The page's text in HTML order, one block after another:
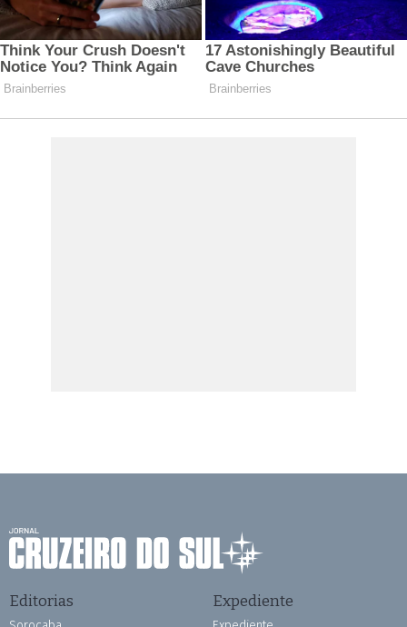
Editorias Expediente